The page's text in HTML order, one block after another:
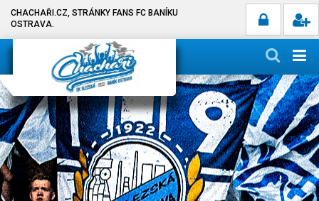
CHACHAŘI.CZ, STRÁNKY FANS FC BANÍKU
OSTRAVA.